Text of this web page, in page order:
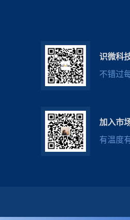
识微科
不错过
加入市
有温度